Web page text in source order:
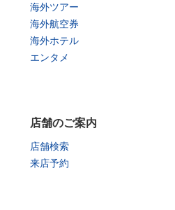
海外ツアー
海外航空券
海外ホテル
エンタメ
店舗のご案内
店舗検索
来店予約